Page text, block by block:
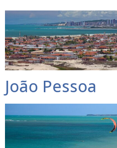
João Pessoa